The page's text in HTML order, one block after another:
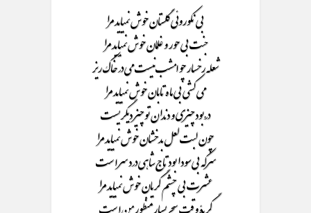
بی نکوروئی گلستان خوش نمیاید مرا
جنت بی حور و غلمان خوش نمیاید مرا
شعله رخسار چو امشب نیست می در خاک ریز
می کشی بی ماه تابان خوش نمیاید مرا
دُر بود چیزی و دندان تو چیز دیگریست
چون لبت لعل بدخشان خوش نمیاید مرا
سرکه بی سودا بود تاج شاهی درد سر است
عشرت بی چشم گریان خوش نمیاید مرا